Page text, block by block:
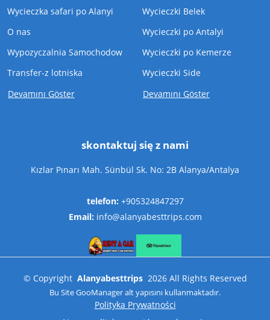
Wycieczka safari po Alanyi
O nas
Wypozyczalnia Samochodow
Transfer-z lotniska
Devamını Göster
Wycieczki Belek
Wycieczki po Antalyi
Wycieczki po Kemerze
Wycieczki Side
Devamını Göster
skontaktuj się z nami
Kızlar Pınarı Mah. Sünbül Sk. No: 2B Alanya/Antalya
telefon: +905324847297
Email: info@alanyabesttrips.com
© Copyright Alanyabesttrips 2026 All Rights Reserved
Bu SiteGooManageralt yapısını kullanmaktadır.
Polityka Prywatności